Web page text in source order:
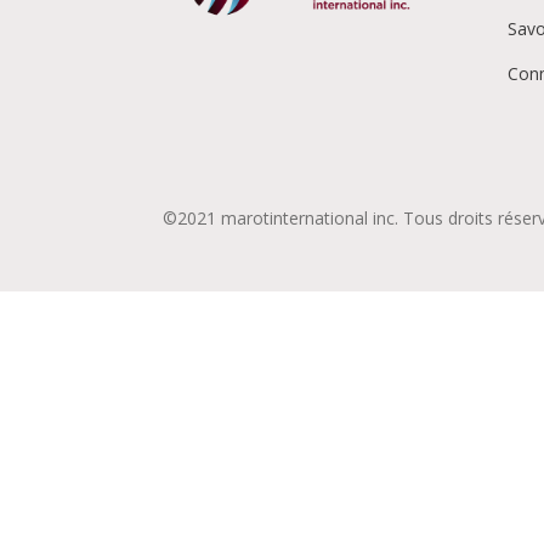
©2021 marotinternational inc. Tous droits